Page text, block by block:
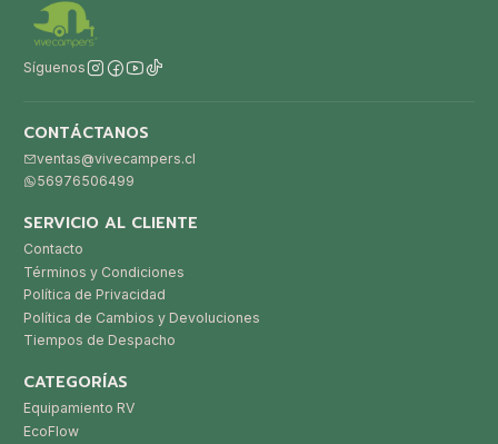
Síguenos
CONTÁCTANOS
ventas@vivecampers.cl
56976506499
SERVICIO AL CLIENTE
Contacto
Términos y Condiciones
Política de Privacidad
Política de Cambios y Devoluciones
Tiempos de Despacho
CATEGORÍAS
Equipamiento RV
EcoFlow